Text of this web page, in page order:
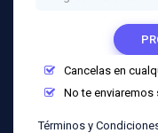
Cancelas en
No te enviaremos
Términos y